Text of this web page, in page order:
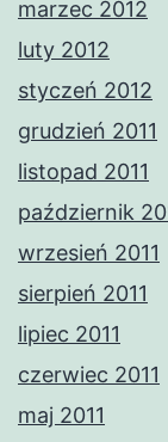
marzec 2012
luty 2012
styczeń 2012
grudzień 2011
listopad 2011
październik
wrzesień 2011
sierpień 2011
lipiec 2011
czerwiec 2011
maj 2011